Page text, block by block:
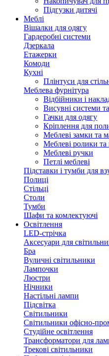
Підгузки дитячі
Меблі
Вішалки для одягу
Гардеробні системи
Дзеркала
Етажерки
Комоди
Кухні
Плінтуси для
Меблева фурнітура
Відбійники і
Висувні системи
Гачки для одягу
Кріплення для
Меблеві замки та
Меблеві ролики та
Меблеві ручки
Петлі меблеві
Підставки і тумби для
Полиці
Стільці
Столи
Тумби
Шафи та комлектуючі
Освітлення
LED-стрічка
Аксесуари для
Бра
Вуличні світильники
Лампочки
Люстри
Нічники
Настільні лампи
Підсвітка
Світильники
Світильники офісно-
Студійне освітлення
Трансформатори для
Трекові світильники